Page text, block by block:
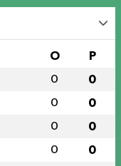
O P
0 0
0 0
0 0
0 0